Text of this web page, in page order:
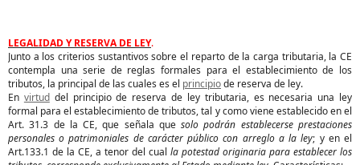
LEGALIDAD Y RESERVA DE LEY.
Junto a los criterios sustantivos sobre el reparto de la carga tributaria, la CE
contempla una serie de reglas formales para el establecimiento de los
tributos, la principal de las cuales es el principiode reserva de ley.
En virtuddel principio de reserva de ley tributaria, es necesaria una ley
formal para el establecimiento de tributos, tal y como viene establecido en el
Art. 31.3 de la CE, que señala quesolo podrán establecerse prestaciones
personales o patrimoniales de carácter público con arreglo a la ley; y en el
Art.133.1 de la CE, a tenor del cual la potestad originaria para establecer los